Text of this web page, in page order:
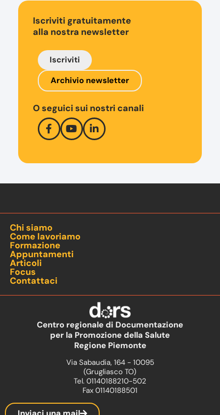
Iscriviti gratuitamente
alla nostra newsletter
Iscriviti
Archivio newsletter
O seguici sui nostri canali
Chi siamo
Come lavoriamo
Formazione
Appuntamenti
Articoli
Focus
Contattaci
Centro regionale di Documentazione
per la Promozione della Salute
Regione Piemonte
Via Sabaudia, 164 - 10095
(Grugliasco TO)
Tel. 01140188210-502
Fax 01140188501